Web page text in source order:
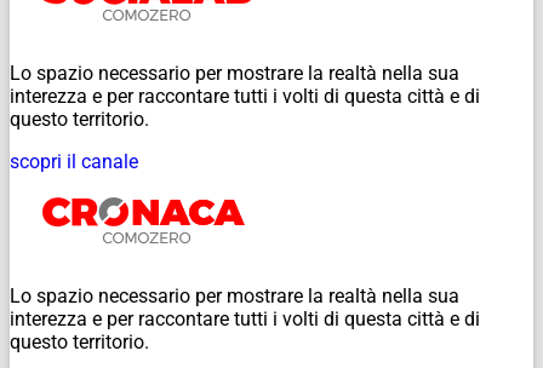
Lo spazio necessario per mostrare la realtà nella sua
interezza e per raccontare tutti i volti di questa città e di
questo territorio.
scopri il canale
Lo spazio necessario per mostrare la realtà nella sua
interezza e per raccontare tutti i volti di questa città e di
questo territorio.